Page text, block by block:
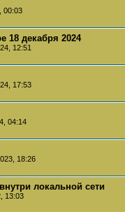
00:03
18 декабря 2024
12:51
17:53
04:14
18:26
локальной сети
13:03